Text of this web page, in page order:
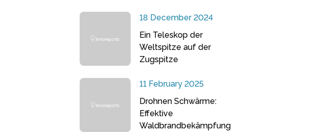
18 December 2024
Ein Teleskop der
Weltspitze auf der
Zugspitze
11 February 2025
Drohnen Schwärme:
Effektive
Waldbrandbekämpfung